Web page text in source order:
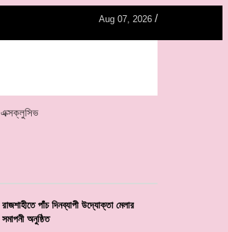
Aug 07, 2026 /
এক্সক্লুসিভ
রাজশাহীতে পাঁচ দিনব্যাপী উদ্যোক্তা মেলার
সমাপনী অনুষ্ঠিত